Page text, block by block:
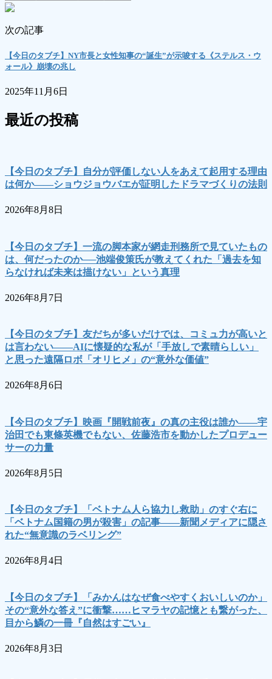
次の記事
【今日のタブチ】NY市長と女性知事の“誕生”が示唆する《ステルス・ウ
ォール》崩壊の兆し
2025年11月6日
最近の投稿
【今日のタブチ】自分が評価しない人をあえて起用する理由
は何か――ショウジョウバエが証明したドラマづくりの法則
2026年8月8日
【今日のタブチ】一流の脚本家が網走刑務所で見ていたもの
は、何だったのか──池端俊策氏が教えてくれた「過去を知
らなければ未来は描けない」という真理
2026年8月7日
【今日のタブチ】友だちが多いだけでは、コミュ力が高いと
は言わない――AIに懐疑的な私が「手放しで素晴らしい」
と思った遠隔ロボ「オリヒメ」の“意外な価値”
2026年8月6日
【今日のタブチ】映画『開戦前夜』の真の主役は誰か――宇
治田でも東條英機でもない、佐藤浩市を動かしたプロデュー
サーの力量
2026年8月5日
【今日のタブチ】「ベトナム人ら協力し救助」のすぐ右に
「ベトナム国籍の男が殺害」の記事――新聞メディアに隠さ
れた“無意識のラベリング”
2026年8月4日
【今日のタブチ】「みかんはなぜ食べやすくおいしいのか」
その“意外な答え”に衝撃……ヒマラヤの記憶とも繋がった、
目から鱗の一冊『自然はすごい』
2026年8月3日